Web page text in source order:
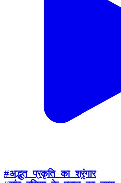
#अद्भुत_प्रकृति_का_श्रृंगार